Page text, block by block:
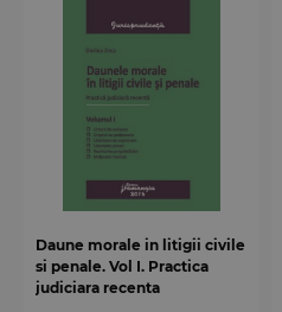
Daune morale in litigii civile
si penale. Vol I. Practica
judiciara recenta